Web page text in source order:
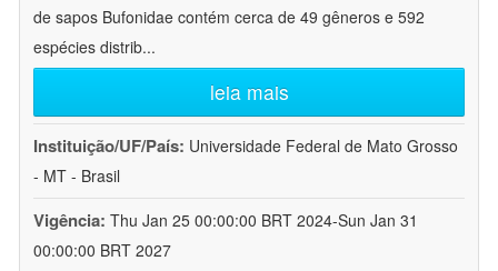
de sapos Bufonidae contém cerca de 49 gêneros e 592
espécies distrib...
leia mais
Instituição/UF/País: Universidade Federal de Mato Grosso
- MT - Brasil
Vigência: Thu Jan 25 00:00:00 BRT 2024-Sun Jan 31
00:00:00 BRT 2027